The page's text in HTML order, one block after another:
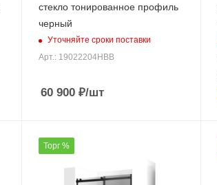
стекло тонированное профиль
черный
Уточняйте сроки поставки
Арт.: 19022204HBB
60 900₽/шт
Торг %